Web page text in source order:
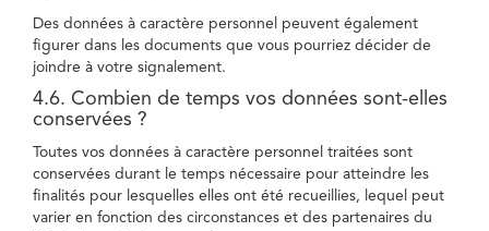
Des données à caractère personnel peuvent également
figurer dans les documents que vous pourriez décider de
joindre à votre signalement.
4.6. Combien de temps vos données sont-elles
conservées ?
Toutes vos données à caractère personnel traitées sont
conservées durant le temps nécessaire pour atteindre les
finalités pour lesquelles elles ont été recueillies, lequel peut
varier en fonction des circonstances et des partenaires du